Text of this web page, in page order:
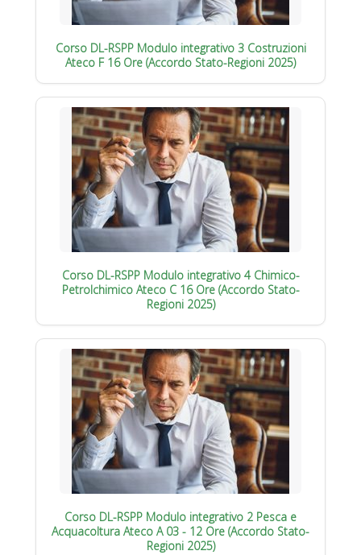
Corso DL-RSPP Modulo integrativo 3 Costruzioni
Ateco F 16 Ore (Accordo Stato-Regioni 2025)
Corso DL-RSPP Modulo integrativo 4 Chimico-
Petrolchimico Ateco C 16 Ore (Accordo Stato-
Regioni 2025)
Corso DL-RSPP Modulo integrativo 2 Pesca e
Acquacoltura Ateco A 03 - 12 Ore (Accordo Stato-
Regioni 2025)